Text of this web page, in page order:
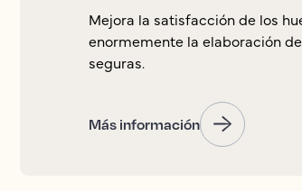
Mejora la satisfacción de los
enormemente la elaboración
seguras.
Más información